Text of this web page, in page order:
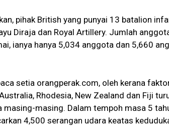
pihak British yang punyai 13 batalion
Diraja dan Royal Artillery. Jumlah
ianya hanya 5,034 anggota dan 5,660
setia orangperak.com, oleh kerana
Rhodesia, New Zealand dan Fiji
masing-masing. Dalam tempoh masa 5
4,500 serangan udara keatas